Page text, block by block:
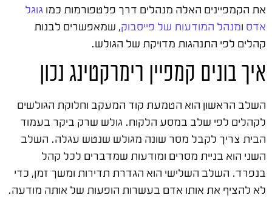
את הקמפיינים האלה מנהלים דרך פלטפורמות כמוגוגל
אדס ומנהל המודעות של פייסבוק, שמאפשרים לבנות
קהלים לפי התנהגות מדויקת של הגולש.
איך בונים קמפיין רימרקטינג נכון
השלב הראשון הוא הטמעת קוד המעקב וחלוקת הגולשים
לקהלים לפי שלב במסע הלקוח. גולש שרק ביקר בעמוד
הבית צריך לקבל מסר שונה מגולש שנטש עגלה. השלב
השני הוא בניית מסרים ומודעות שמדברים לכל קהל
בנפרד. השלב השלישי הוא הגדרת תדירות ומשך זמן, כדי
לא להציף את אותו אדם בעשרות הופעות של אותה מודעה.